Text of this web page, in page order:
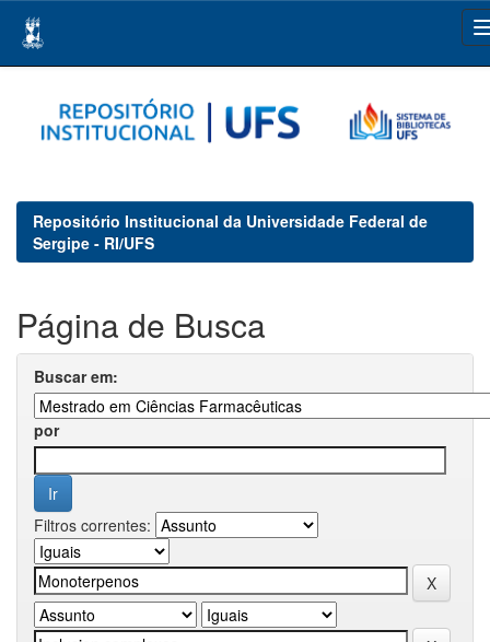
navigation
Repositório Institucional da Universidade Federal de
Sergipe - RI/UFS
Página de Busca
Buscar em:
por
Filtros correntes: